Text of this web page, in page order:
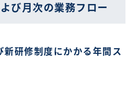
び月次の業務フロー
新研修制度にかかる年間ス